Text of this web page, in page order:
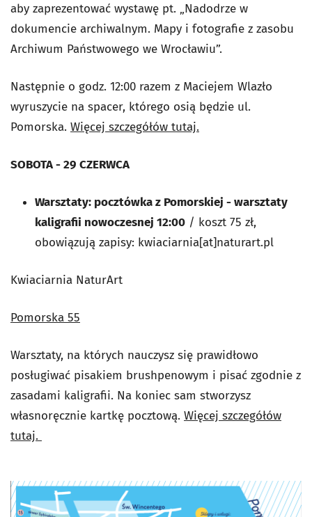
aby zaprezentować wystawę pt. „Nadodrze w
dokumencie archiwalnym. Mapy i fotografie z zasobu
Archiwum Państwowego we Wrocławiu”.
Następnie o godz. 12:00 razem z Maciejem Wlazło
wyruszycie na spacer, którego osią będzie ul.
Pomorska. Więcej szczegółów tutaj.
SOBOTA - 29 CZERWCA
Warsztaty: pocztówka z Pomorskiej - warsztaty
kaligrafii nowoczesnej 12:00 / koszt 75 zł,
obowiązują zapisy: kwiaciarnia[at]naturart.pl
Kwiaciarnia NaturArt
Pomorska 55
Warsztaty, na których nauczysz się prawidłowo
posługiwać pisakiem brushpenowym i pisać zgodnie z
zasadami kaligrafii. Na koniec sam stworzysz
własnoręcznie kartkę pocztową. Więcej szczegółów
tutaj.